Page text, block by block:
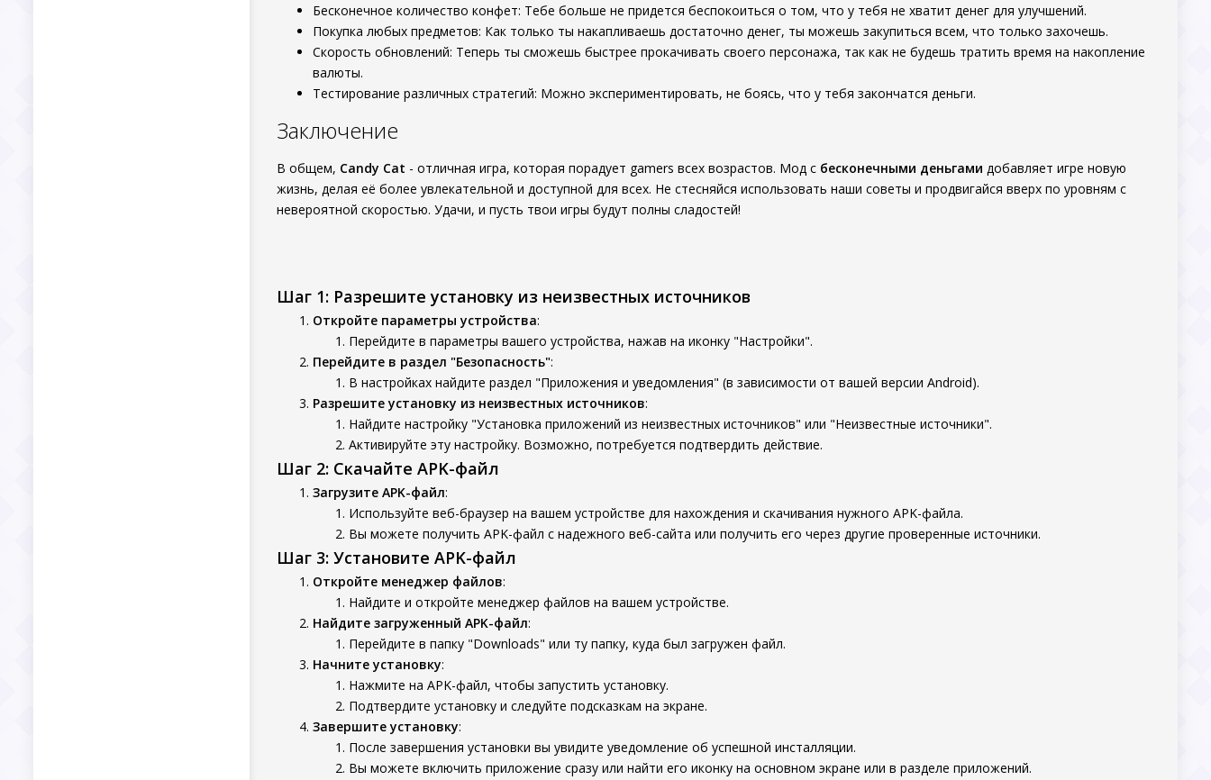
Бесконечное количество конфет: Тебе больше не придется беспокоиться о том, что у тебя не хватит денег для улучшений.
Покупка любых предметов: Как только ты накапливаешь достаточно денег, ты можешь закупиться всем, что только захочешь.
Скорость обновлений: Теперь ты сможешь быстрее прокачивать своего персонажа, так как не будешь тратить время на накопление
валюты.
Тестирование различных стратегий: Можно экспериментировать, не боясь, что у тебя закончатся деньги.
Заключение
В общем, Candy Cat - отличная игра, которая порадует gamers всех возрастов. Мод с бесконечными деньгами добавляет игре новую
жизнь, делая её более увлекательной и доступной для всех. Не стесняйся использовать наши советы и продвигайся вверх по уровням с
невероятной скоростью. Удачи, и пусть твои игры будут полны сладостей!
Шаг 1: Разрешите установку из неизвестных источников
Откройте параметры устройства:
Перейдите в параметры вашего устройства, нажав на иконку "Настройки".
Перейдите в раздел "Безопасность":
В настройках найдите раздел "Приложения и уведомления" (в зависимости от вашей версии Android).
Разрешите установку из неизвестных источников:
Найдите настройку "Установка приложений из неизвестных источников" или "Неизвестные источники".
Активируйте эту настройку. Возможно, потребуется подтвердить действие.
Шаг 2: Скачайте APK-файл
Загрузите APK-файл:
Используйте веб-браузер на вашем устройстве для нахождения и скачивания нужного APK-файла.
Вы можете получить APK-файл с надежного веб-сайта или получить его через другие проверенные источники.
Шаг 3: Установите APK-файл
Откройте менеджер файлов:
Найдите и откройте менеджер файлов на вашем устройстве.
Найдите загруженный APK-файл:
Перейдите в папку "Downloads" или ту папку, куда был загружен файл.
Начните установку:
Нажмите на APK-файл, чтобы запустить установку.
Подтвердите установку и следуйте подсказкам на экране.
Завершите установку:
После завершения установки вы увидите уведомление об успешной инсталляции.
Вы можете включить приложение сразу или найти его иконку на основном экране или в разделе приложений.